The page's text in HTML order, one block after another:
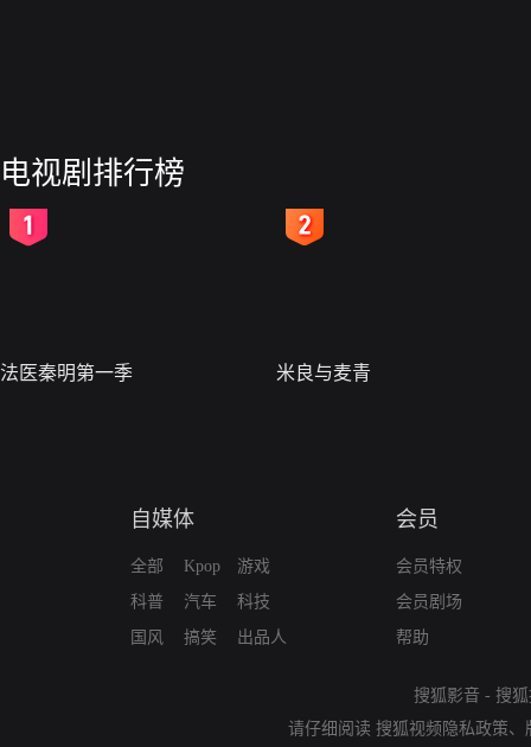
电视剧排行榜
法医秦明第一季 米良与麦青
自媒体
全部
科普
国风
Kpop
汽车
搞笑
游戏
科技
出品人
会员
会员特权
会员剧场
帮助
搜狐影音 - 搜
请仔细阅读 搜狐视频隐私政策、